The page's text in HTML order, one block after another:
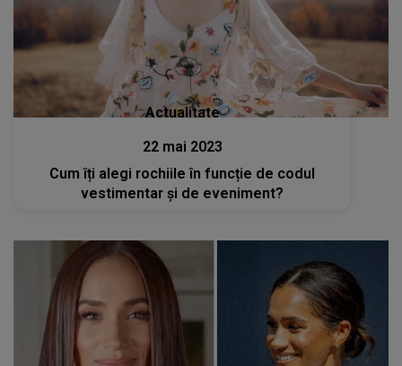
Actualitate
22 mai 2023
Cum îți alegi rochiile în funcție de codul
vestimentar și de eveniment?